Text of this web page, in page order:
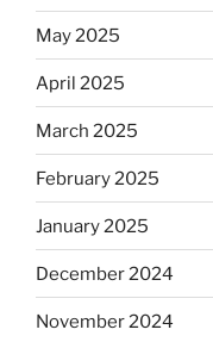
May 2025
April 2025
March 2025
February 2025
January 2025
December 2024
November 2024